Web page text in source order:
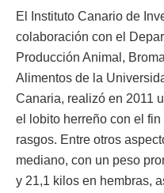
El Instituto Canario de
colaboración con el
Producción Animal,
Alimentos de la
Canaria, realizó en 2011
el lobito herreño con el
rasgos. Entre otros
mediano, con un peso
y 21,1 kilos en hembras,